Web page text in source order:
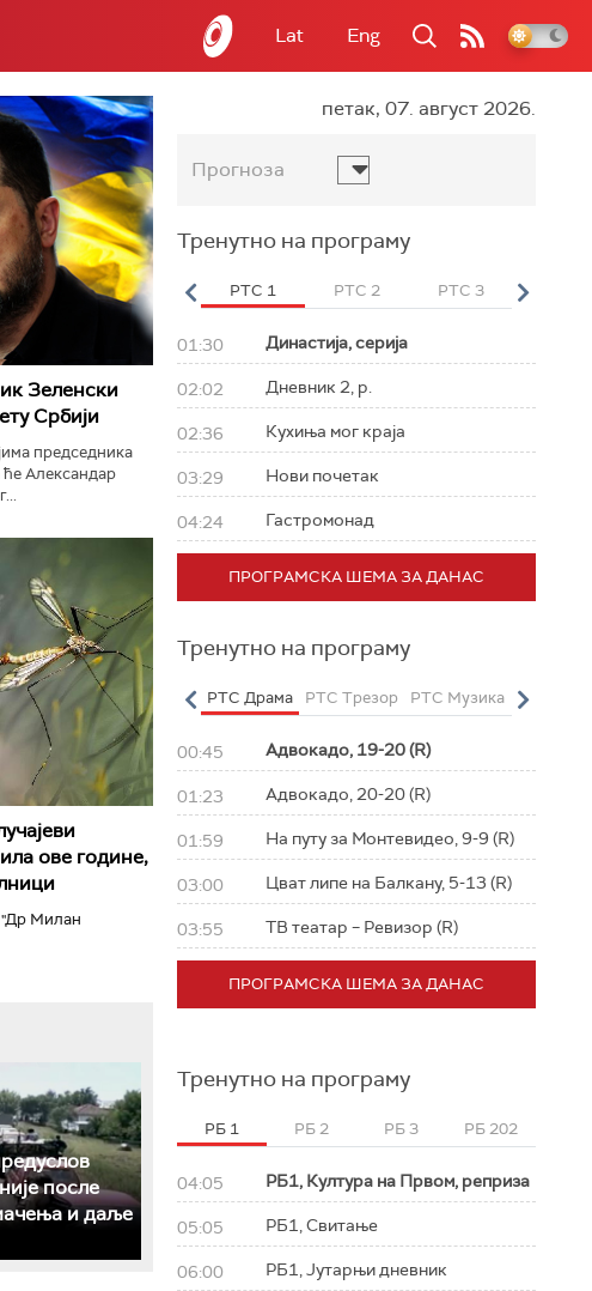
Lat Eng
Зеленски
Србији
председника
ће Александар
ове године,
"Др Милан
после
и даље
петак, 07. август 2026.
Прогноза
Тренутно на програму
РТС Свет РТС HD РТС 1 РТС 2 РТС 3 РТС
01:30 Династија, серија
02:02 Дневник 2, р.
02:36 Кухиња мог краја
03:29 Нови почетак
04:24 Гастромонад
ПРОГРАМСКА ШЕМА ЗА ДАНАС
Тренутно на програму
Коло РТС Полетарац РТС Драма РТС Трезор РТС Музика РТС
00:45 Адвокадо, 19-20 (R)
01:23 Адвокадо, 20-20 (R)
01:59 На путу за Монтевидео, 9-9 (R)
03:00 Цват липе на Балкану, 5-13 (R)
03:55 ТВ театар – Ревизор (R)
ПРОГРАМСКА ШЕМА ЗА ДАНАС
Тренутно на програму
РБ 1 РБ 2 РБ 3 РБ 202
04:05 РБ1, Култура на Првом, реприза
05:05 РБ1, Свитање
06:00 РБ1, Јутарњи дневник